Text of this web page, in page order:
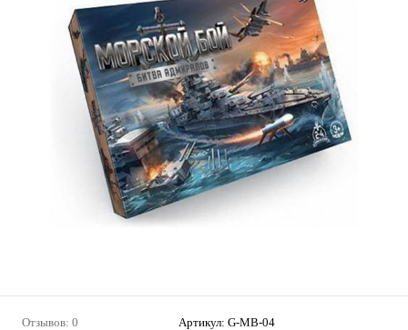
Отзывов: 0 Артикул: G-MB-04